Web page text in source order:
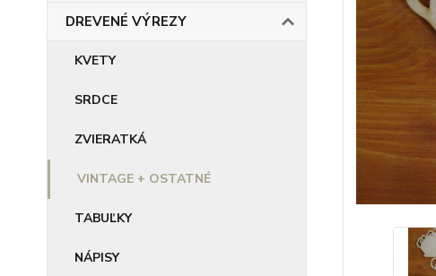
DREVENÉ VÝREZY
KVETY
SRDCE
ZVIERATKÁ
VINTAGE + OSTATNÉ
TABUĽKY
NÁPISY